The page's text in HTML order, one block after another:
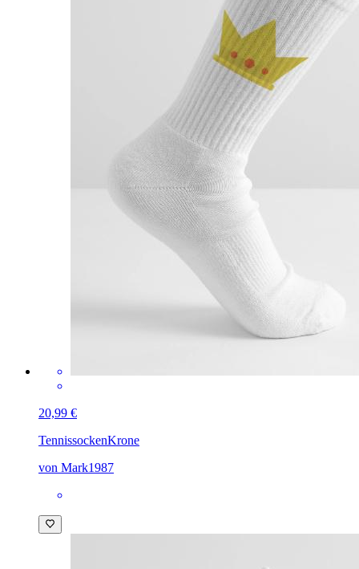
20,99 €
TennissockenKrone
von Mark1987